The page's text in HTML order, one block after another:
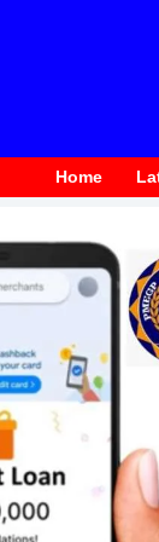
Home